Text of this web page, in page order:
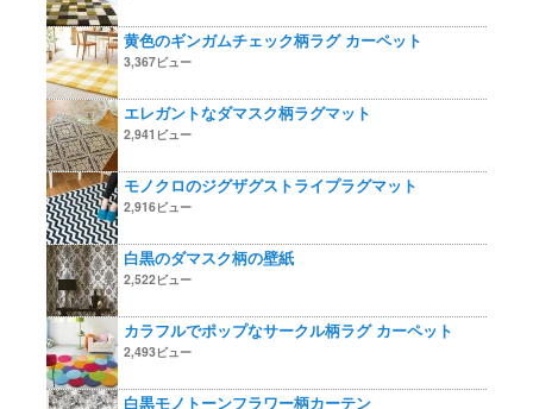
黄色のギンガムチェック柄ラグ カーペット
3,367ビュー
エレガントなダマスク柄ラグマット
2,941ビュー
モノクロのジグザグストライプラグマット
2,916ビュー
白黒のダマスク柄の壁紙
2,522ビュー
カラフルでポップなサークル柄ラグ カーペット
2,493ビュー
白黒モノトーンフラワー柄カーテン